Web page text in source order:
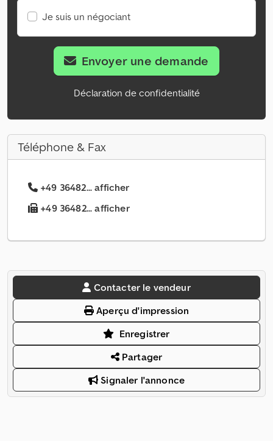
Je suis un négociant
Envoyer une demande
Déclaration de confidentialité
Téléphone & Fax
+49 36482... afficher
+49 36482... afficher
Contacter le vendeur
Aperçu d'impression
Enregistrer
Partager
Signaler l'annonce